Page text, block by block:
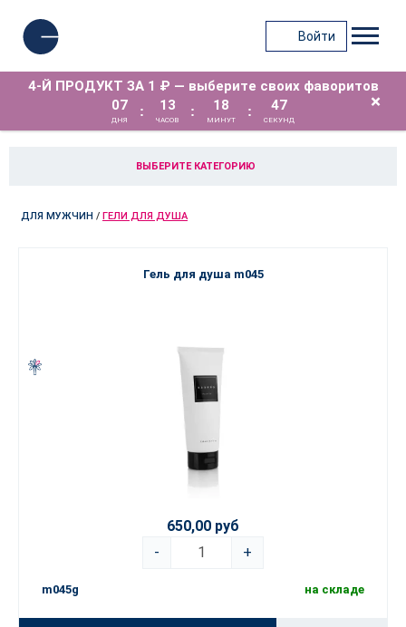
Войти
4-Й ПРОДУКТ ЗА 1 ₽ — выберите своих фаворитов
07
ДНЯ
: 13
ЧАСОВ
: 18
МИНУТ
: 47
СЕКУНД
×
ВЫБЕРИТЕ КАТЕГОРИЮ
ДЛЯ МУЖЧИН / ГЕЛИ ДЛЯ ДУША
Гель для душа m045
650,00 руб
-
+
m045g на складе